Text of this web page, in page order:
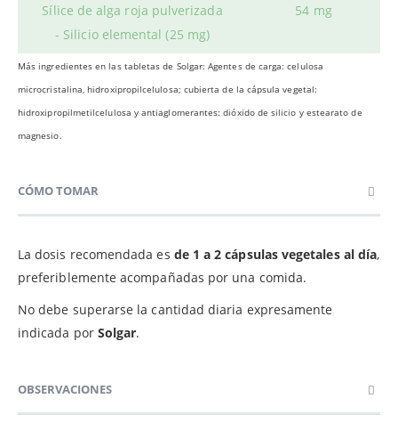
Sílice de alga roja pulverizada
- Silicio elemental (25 mg)
54 mg
Más ingredientes en las tabletas de Solgar: Agentes de carga: celulosa
microcristalina, hidroxipropilcelulosa; cubierta de la cápsula vegetal:
hidroxipropilmetilcelulosa y antiaglomerantes: dióxido de silicio y estearato de
magnesio.
CÓMO TOMAR
La dosis recomendada es de 1 a 2 cápsulas vegetales al día,
preferiblemente acompañadas por una comida.
No debe superarse la cantidad diaria expresamente
indicada por Solgar.
OBSERVACIONES